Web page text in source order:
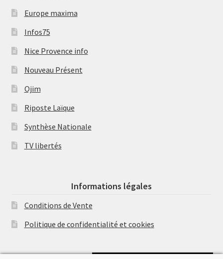
Europe maxima
Infos75
Nice Provence info
Nouveau Présent
Ojim
Riposte Laïque
Synthèse Nationale
TV libertés
Informations légales
Conditions de Vente
Politique de confidentialité et cookies